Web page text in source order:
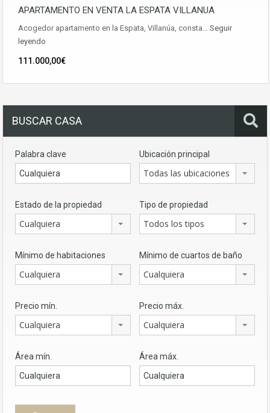
APARTAMENTO EN VENTA LA ESPATA VILLANUA
Acogedor apartamento en la Espata, Villanúa, consta… Seguir
leyendo
111.000,00€
BUSCAR CASA
Palabra clave Ubicación principal
Todas las ubicaciones
Estado de la propiedad
Cualquiera
Tipo de propiedad
Todos los tipos
Mínimo de habitaciones
Cualquiera
Mínimo de cuartos de baño
Cualquiera
Precio mín.
Cualquiera
Precio máx.
Cualquiera
Área mín. Área máx.